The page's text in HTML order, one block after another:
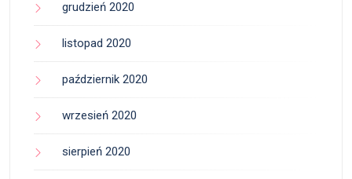
grudzień 2020
listopad 2020
październik 2020
wrzesień 2020
sierpień 2020